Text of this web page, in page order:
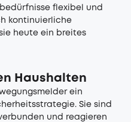
flexibel und
kontinuierliche
heute ein breites
Haushalten
ein
Sie sind
und reagieren